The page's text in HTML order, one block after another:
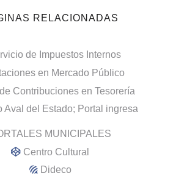
RELACIONADAS
de Impuestos Internos
en Mercado Público
Contribuciones en Tesorería
Aval del Estado; Portal ingresa
MUNICIPALES
Centro Cultural
Dideco